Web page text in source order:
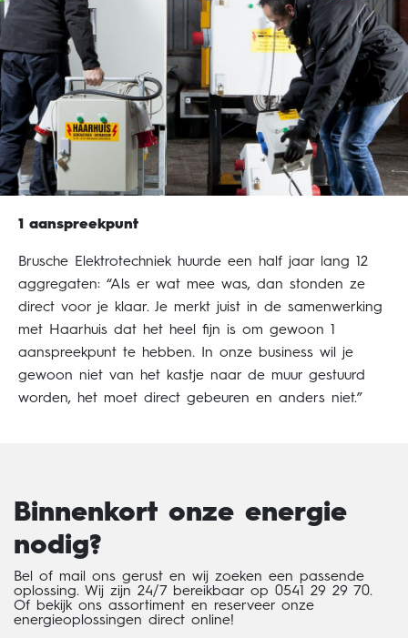
1 aanspreekpunt
Brusche Elektrotechniek huurde een half jaar lang 12
aggregaten: “Als er wat mee was, dan stonden ze
direct voor je klaar. Je merkt juist in de samenwerking
met Haarhuis dat het heel fijn is om gewoon 1
aanspreekpunt te hebben. In onze business wil je
gewoon niet van het kastje naar de muur gestuurd
worden, het moet direct gebeuren en anders niet.”
Binnenkort onze energie
nodig?
Bel of mail ons gerust en wij zoeken een passende
oplossing. Wij zijn 24/7 bereikbaar op 0541 29 29 70.
Of bekijk ons assortiment en reserveer onze
energieoplossingen direct online!